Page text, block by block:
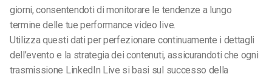
giorni, consentendoti di monitorare le tendenze a lungo
termine delle tue performance video live.
Utilizza questi dati per perfezionare continuamente i dettagli
dell’evento e la strategia dei contenuti, assicurandoti che ogni
trasmissione LinkedIn Live si basi sul successo della